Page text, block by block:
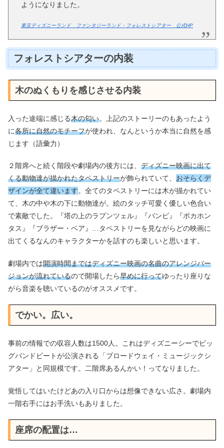
ようになりました。
東京ディズニーランド ファンタジーランド・フォレストシアター 公式HP
フォレストシアターの内装
木のぬくもりを感じさせる内装
入った途端に感じる木の匂い。上記のストーリーのもあったよう
に各所に自然のモチーフが使われ、なんというか本当に自然を感
じます（語彙力）
２階席へと続く階段や劇場内の後方には、 ディズニー映画に出て
くる動物達が描かれたタペストリーが飾られていて、 おそらくデ
ザインが全て違います。全てのタペストリーには木が描かれてい
て、木の中や木の下に動物達が。絵のタッチ可愛く優しい色合い
で素敵でした。『塔の上のラプンツェル』『バンビ』『ポカホン
タス』『ブラザー・ベア』…タペストリーを見ながらどの映画に
出てくるなんのキャラクターかを話すのも楽しいと思います。
劇場内では開演時間まではディズニー映画の名曲のアレンジバー
ジョンが流れているので開場したら早めに行ってゆったり座りな
がら音楽を聴いているのがオススメです。
でかい。広い。
事前の情報での収容人数は1500人。これはディズニーシーでビッ
グバンドビートが公演される「ブロードウェイ・ミュージックシ
アター」と同規模です。二階席あるんかい！ってなりました。
覚悟してはいたけどあの入り口からは想像できない広さ。劇場内
一階右手にはお手洗いもありました。
座席の配置は…